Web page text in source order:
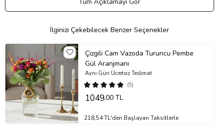
Sevdiklerinize duygularınızı sade ve etkileyici bir şekilde iletmek
isteyenler için özenle hazırlanmıştır. Kişisel not ekleme imkanı
sayesinde, bu aranjman anlamlı ve özel bir hediye haline gelir. Hem
estetik hem de duygusal değer taşıyan bu ürün, farklı zevklere
hitap eden zarif bir seçenek sunar.
Hangi özel günler için uygun?
Yılbaşı / Yeni Yıl Kutlaması:Yeni yılın taze ve umut dolu enerjisini
yansıtarak zarif bir başlangıç hissi verir.
Doğum Günü:
Sevdiklerinize romantik ve içten bir sürpriz yapmak
için uygundur.
Anneler Günü:Pembe tonlarıyla şefkat ve sevgiyi ifade ederek
annenize olan bağlılığınızı gösterir.
Sevgililer Günü:Klasik seçeneklerin dışında, daha duygusal ve
İlginizi Çekebilecek Benzer Seçenekler
Çizgili Cam Vazoda Turuncu Pembe
Gül Aranjmanı
(5)
Aynı Gün Ücretsiz Teslimat
1049,00 TL
218,54 TL'den Başlayan Taksitlerle